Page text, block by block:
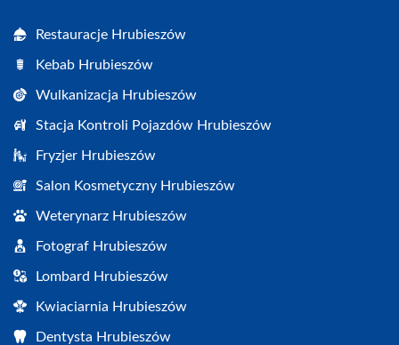
Restauracje Hrubieszów
Kebab Hrubieszów
Wulkanizacja Hrubieszów
Stacja Kontroli Pojazdów Hrubieszów
Fryzjer Hrubieszów
Salon Kosmetyczny Hrubieszów
Weterynarz Hrubieszów
Fotograf Hrubieszów
Lombard Hrubieszów
Kwiaciarnia Hrubieszów
Dentysta Hrubieszów